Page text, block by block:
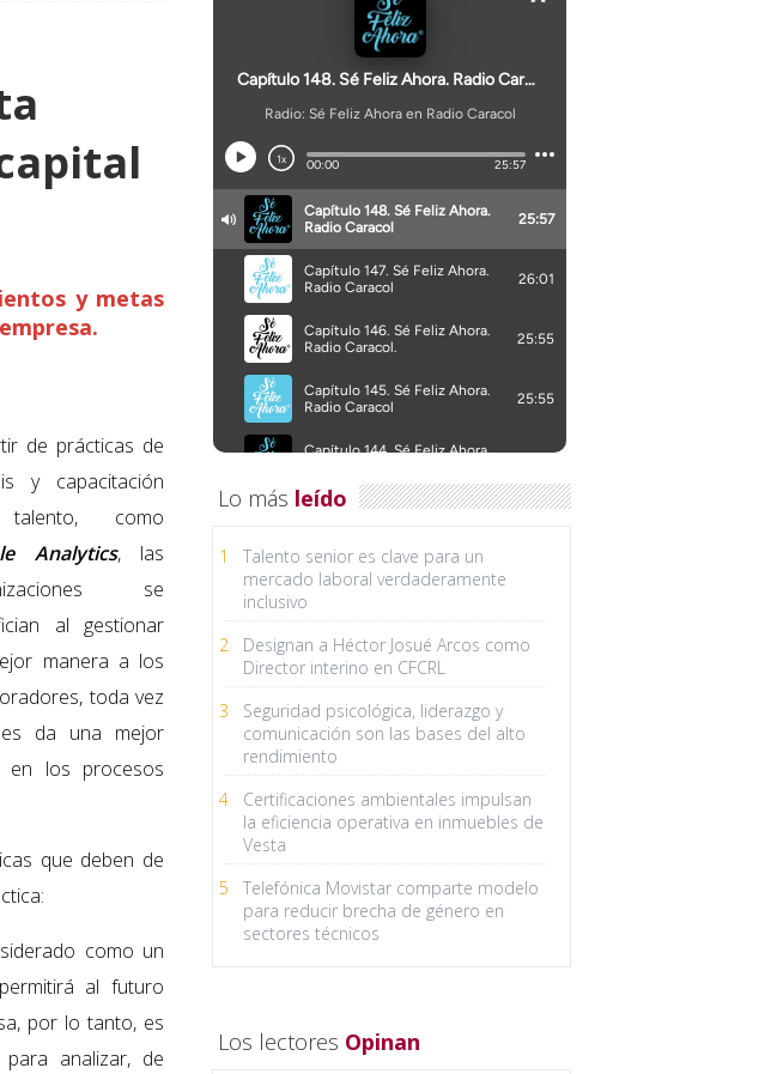
y metas
de prácticas de
y capacitación
como
Analytics, las
se
al gestionar
manera a los
toda vez
da una mejor
en los procesos
que deben de
como un
al futuro
por lo tanto, es
analizar, de
Lo más leído
1
Talento senior es clave para un
mercado laboral verdaderamente
inclusivo
2
Designan a Héctor Josué Arcos como
Director interino en CFCRL
3
Seguridad psicológica, liderazgo y
comunicación son las bases del alto
rendimiento
4
Certificaciones ambientales impulsan
la eficiencia operativa en inmuebles de
Vesta
5
Telefónica Movistar comparte modelo
para reducir brecha de género en
sectores técnicos
Los lectores Opinan